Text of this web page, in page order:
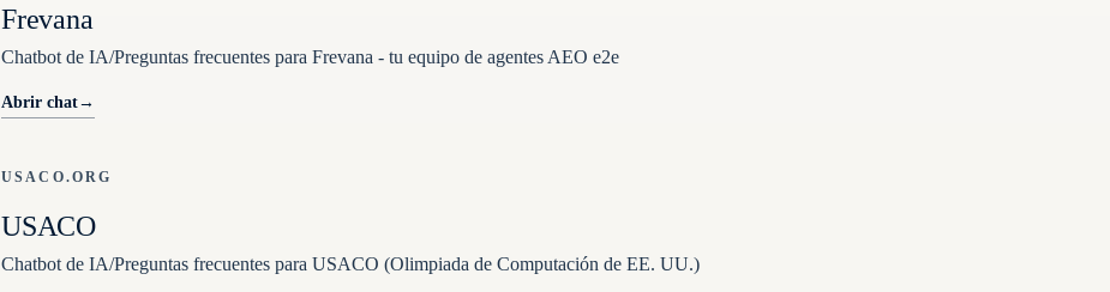
Frevana
Chatbot de IA/Preguntas frecuentes para Frevana - tu equipo de agentes AEO e2e
Abrir chat→
USACO.ORG
USACO
Chatbot de IA/Preguntas frecuentes para USACO (Olimpiada de Computación de EE. UU.)